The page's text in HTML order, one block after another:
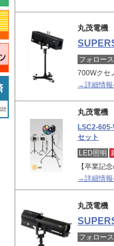
丸茂電機
フォロー
700Wクセ
→詳細情報
丸茂電機
LSC2-
セット
LED照明
【卒業記
→詳細情報
丸茂電機
フォロー